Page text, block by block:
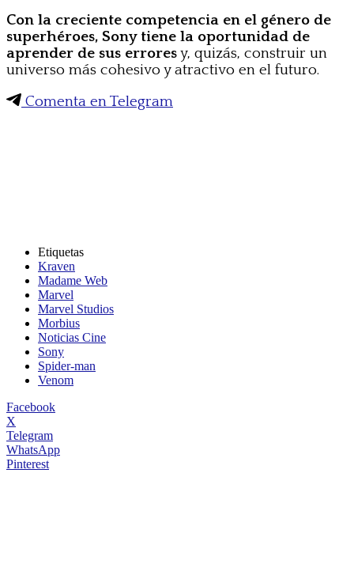
Con la creciente competencia en el género de
superhéroes, Sony tiene la oportunidad de
aprender de sus erroresy, quizás, construir un
universo más cohesivo y atractivo en el futuro.
Comenta en Telegram
Etiquetas
Kraven
Madame Web
Marvel
Marvel Studios
Morbius
Noticias Cine
Sony
Spider-man
Venom
Facebook
X
Telegram
WhatsApp
Pinterest